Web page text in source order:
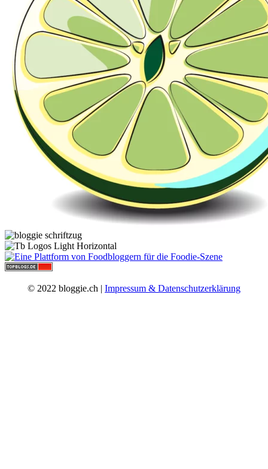
© 2022 bloggie.ch | Impressum & Datenschutzerklärung